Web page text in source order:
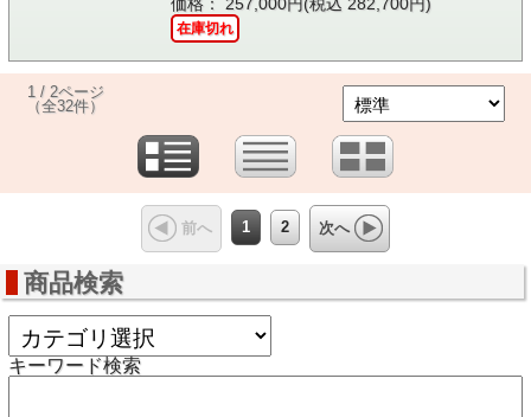
価格： 257,000円(税込 282,700円)
在庫切れ
1 / 2ページ
（全32件）
前へ 1 2 次へ
商品検索
キーワード検索